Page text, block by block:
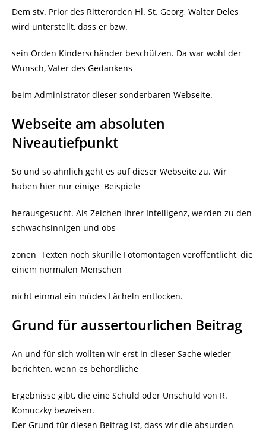
Dem stv. Prior des Ritterorden Hl. St. Georg, Walter Deles
wird unterstellt, dass er bzw.
sein Orden Kinderschänder beschützen. Da war wohl der
Wunsch, Vater des Gedankens
beim Administrator dieser sonderbaren Webseite.
Webseite am absoluten
Niveautiefpunkt
So und so ähnlich geht es auf dieser Webseite zu. Wir
haben hier nur einige Beispiele
herausgesucht. Als Zeichen ihrer Intelligenz, werden zu den
schwachsinnigen und obs-
zönen Texten noch skurille Fotomontagen veröffentlicht, die
einem normalen Menschen
nicht einmal ein müdes Lächeln entlocken.
Grund für aussertourlichen Beitrag
An und für sich wollten wir erst in dieser Sache wieder
berichten, wenn es behördliche
Ergebnisse gibt, die eine Schuld oder Unschuld von R.
Komuczky beweisen.
Der Grund für diesen Beitrag ist, dass wir die absurden